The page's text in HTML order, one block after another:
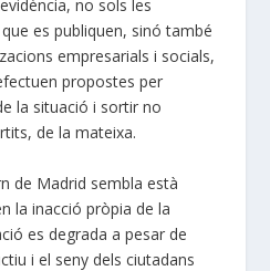
no sols les
es publiquen, sinó també
empresarials i socials,
propostes per
la situació i sortir no
de la mateixa.
de Madrid sembla està
la inacció pròpia de la
es degrada a pesar de
i el seny dels ciutadans